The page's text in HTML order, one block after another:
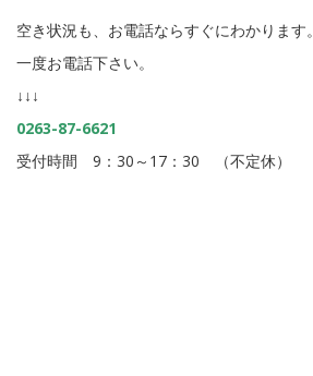
空き状況も、お電話ならすぐにわかります。
一度お電話下さい。
↓↓↓
0263-87-6621
受付時間 9：30～17：30 （不定休）